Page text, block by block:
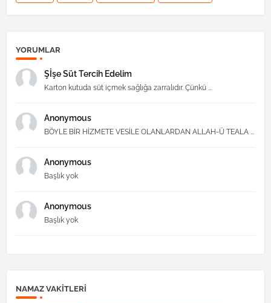
YORUMLAR
Şİşe Süt Tercih Edelim
Karton kutuda süt içmek sağlığa zarralıdır. Çünkü ...
Anonymous
BÖYLE BİR HİZMETE VESİLE OLANLARDAN ALLAH-Ü TEALA ...
Anonymous
Başlık yok
Anonymous
Başlık yok
NAMAZ VAKITLERI